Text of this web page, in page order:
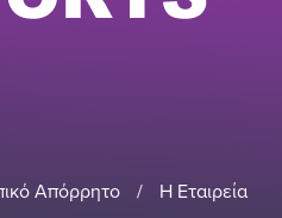
Απόρρητο / Η Εταιρεία